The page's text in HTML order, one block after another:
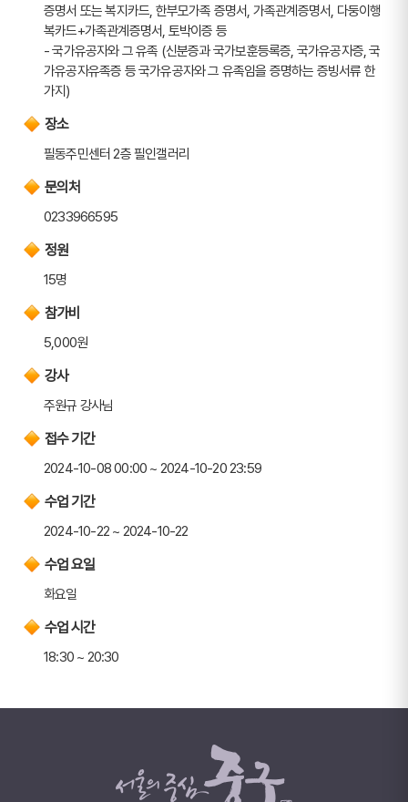
증명서 또는 복지카드, 한부모가족 증명서, 가족관계증명서, 다둥이행
복카드+가족관계증명서, 토박이증 등
- 국가유공자와 그 유족 (신분증과 국가보훈등록증, 국가유공자증, 국
가유공자유족증 등 국가유공자와 그 유족임을 증명하는 증빙서류 한
가지)
장소
필동주민센터 2층 필인갤러리
문의처
0233966595
정원
15명
참가비
5,000원
강사
주원규 강사님
접수 기간
2024-10-08 00:00 ~ 2024-10-20 23:59
수업 기간
2024-10-22 ~ 2024-10-22
수업 요일
화요일
수업 시간
18:30 ~ 20:30